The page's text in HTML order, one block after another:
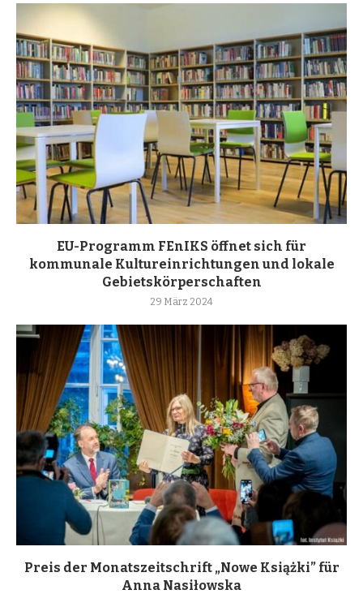
EU-Programm FEnIKS öffnet sich für
kommunale Kultureinrichtungen und lokale
Gebietskörperschaften
29 März 2024
Preis der Monatszeitschrift „Nowe Książki” für
Anna Nasiłowska